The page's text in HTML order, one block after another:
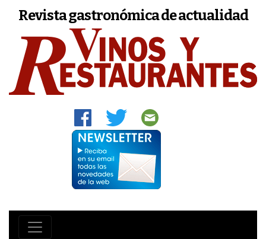
Revista gastronómica de actualidad